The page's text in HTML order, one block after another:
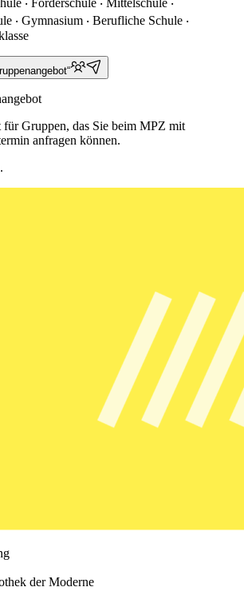
‧ Gymnasium ‧ Berufliche Schule ‧
für Gruppen, das Sie beim MPZ mit
anfragen können.
der Moderne